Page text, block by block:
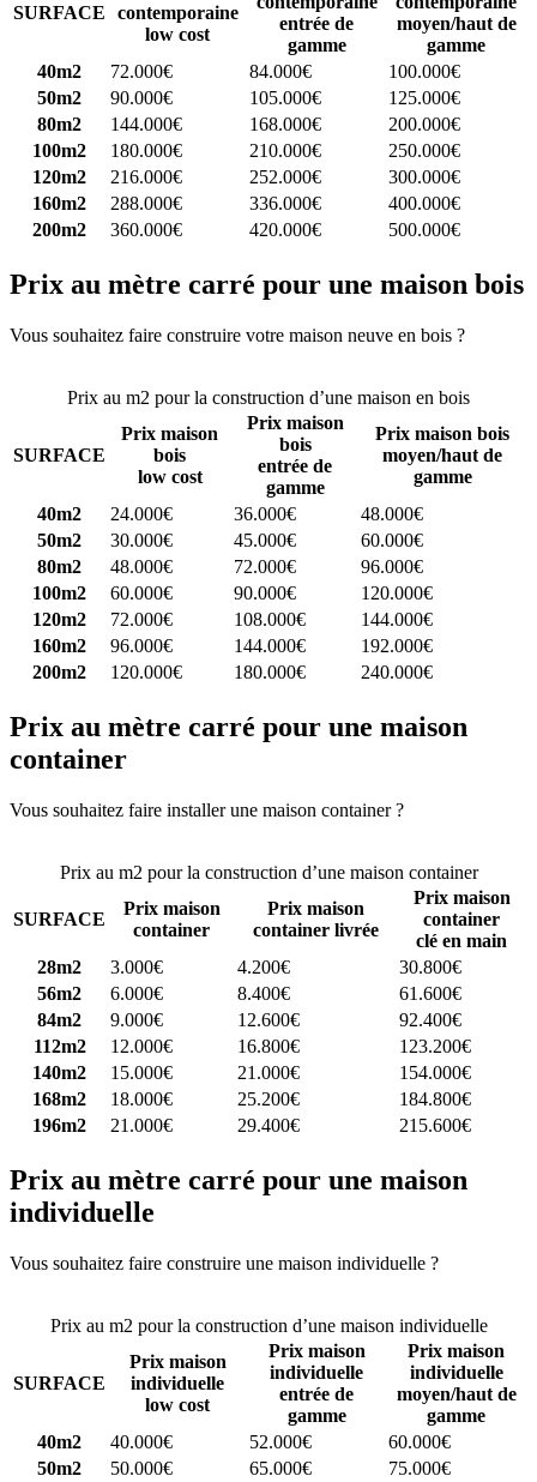
SURFACE
contemporaine
low cost
entrée de
gamme
moyen/haut de
gamme
40m2
72.000€ 84.000€
100.000€
50m2
90.000€ 105.000€
125.000€
80m2
144.000€ 168.000€
200.000€
100m2
180.000€ 210.000€
250.000€
120m2
216.000€ 252.000€
300.000€
160m2
288.000€ 336.000€
400.000€
200m2
360.000€ 420.000€ 500.000€
Prix au mètre carré pour une maison bois
Vous souhaitez faire construire votre maison neuve en bois ?
Prix au m2 pour la construction d’une maison en bois
SURFACE
Prix maison
bois
low cost
Prix maison
bois
entrée de
gamme
Prix maison bois
moyen/haut de
gamme
40m2
24.000€ 36.000€
48.000€
50m2
30.000€ 45.000€
60.000€
80m2
48.000€ 72.000€
96.000€
100m2
60.000€ 90.000€
120.000€
120m2
72.000€ 108.000€
144.000€
160m2
96.000€ 144.000€
192.000€
200m2
120.000€ 180.000€ 240.000€
Prix au mètre carré pour une maison
container
Vous souhaitez faire installer une maison container ?
Prix au m2 pour la construction d’une maison container
SURFACE
Prix maison
container
Prix maison
container livrée
Prix maison
container
clé en main
28m2
3.000€ 4.200€
30.800€
56m2
6.000€ 8.400€
61.600€
84m2
9.000€ 12.600€
92.400€
112m2
12.000€ 16.800€
123.200€
140m2
15.000€ 21.000€
154.000€
168m2
18.000€ 25.200€
184.800€
196m2
21.000€ 29.400€ 215.600€
Prix au mètre carré pour une maison
individuelle
Vous souhaitez faire construire une maison individuelle ?
Prix au m2 pour la construction d’une maison individuelle
SURFACE
Prix maison
individuelle
low cost
Prix maison
individuelle
entrée de
gamme
Prix maison
individuelle
moyen/haut de
gamme
40m2
40.000€ 52.000€
60.000€
50m2
50.000€ 65.000€
75.000€